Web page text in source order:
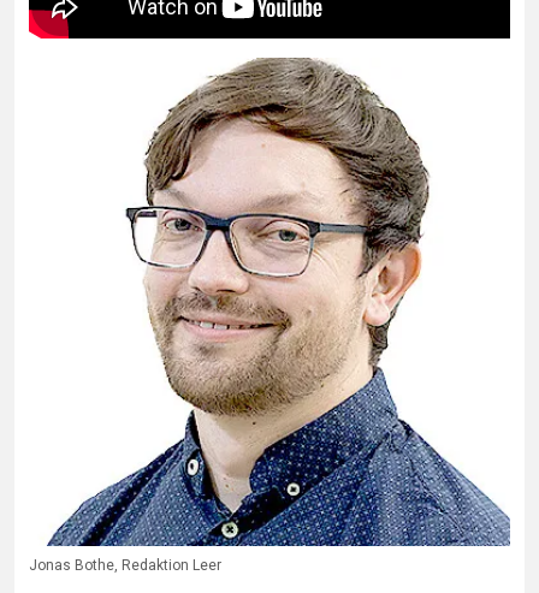
Jonas Bothe, Redaktion Leer